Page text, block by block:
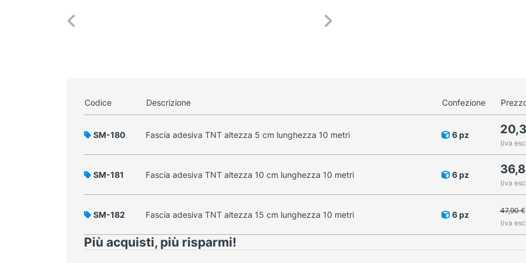
Codice Descrizione Confezione
SM-180 Fascia adesiva TNT altezza 5 cm lunghezza 10 metri 6 pz
(iva
SM-181 Fascia adesiva TNT altezza 10 cm lunghezza 10 metri 6 pz
(iva
SM-182 Fascia adesiva TNT altezza 15 cm lunghezza 10 metri 6 pz 47,90€
(iva
Più acquisti, più risparmi!